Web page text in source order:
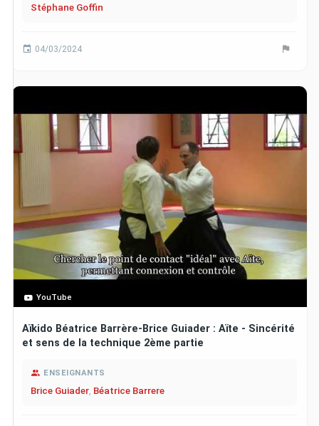
Stéphane Goffin
04/03/2024
YouTube
Aïkido Béatrice Barrère-Brice Guiader : Aïte - Sincérité
et sens de la technique 2ème partie
ENSEIGNANTS
Brice Guiader Béatrice Barrere